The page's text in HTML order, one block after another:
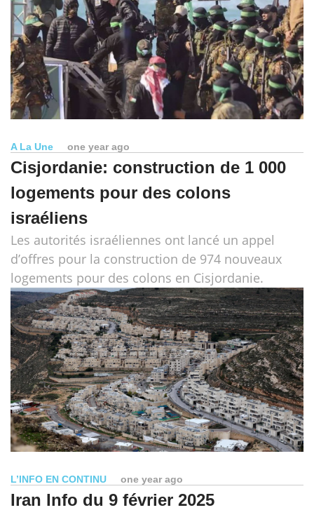
A La Une one year ago
Cisjordanie: construction de 1 000
logements pour des colons
israéliens
Les autorités israéliennes ont lancé un appel
d’offres pour la construction de 974 nouveaux
logements pour des colons en Cisjordanie.
L’INFO EN CONTINU one year ago
Iran Info du 9 février 2025